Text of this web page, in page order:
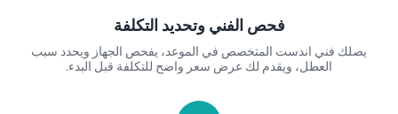
فحص الفني وتحديد التكلفة
يصلك فني اندست المتخصص في الموعد، يفحص الجهاز ويحدد سبب
العطل، ويقدم لك عرض سعر واضح للتكلفة قبل البدء.